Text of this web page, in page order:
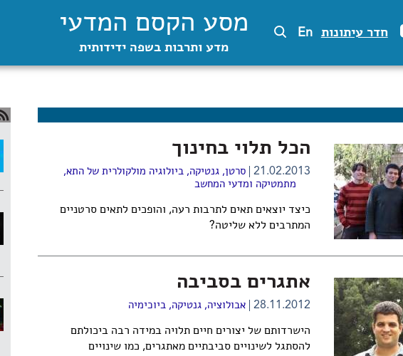
חדר עיתונות En מסע הקסם המדעי
מדע ותרבות בשפה ידידותית
הכל תלוי בחינוך
21.02.2013 סרטן,גנטיקה,ביולוגיה מולקולרית של התא,
מתמטיקה ומדעי המחשב
כיצד יוצאים תאים לתרבות רעה, והופכים לתאים סרטניים
המתרבים ללא שליטה?
אתגרים בסביבה
28.11.2012 אבולוציה,גנטיקה,ביוכימיה
הישרדותם של יצורים חיים תלויה במידה רבה ביכולתם
להסתגל לשינויים סביבתיים מאתגרים, כמו שינויים